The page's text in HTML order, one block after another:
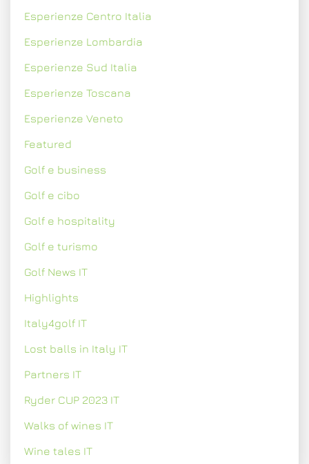
Esperienze Centro Italia
Esperienze Lombardia
Esperienze Sud Italia
Esperienze Toscana
Esperienze Veneto
Featured
Golf e business
Golf e cibo
Golf e hospitality
Golf e turismo
Golf News IT
Highlights
Italy4golf IT
Lost balls in Italy IT
Partners IT
Ryder CUP 2023 IT
Walks of wines IT
Wine tales IT